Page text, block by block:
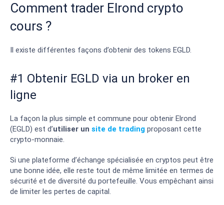
Comment trader Elrond crypto
cours ?
Il existe différentes façons d’obtenir des tokens EGLD.
#1 Obtenir EGLD via un broker en
ligne
La façon la plus simple et commune pour obtenir Elrond
(EGLD) est d’utiliser un site de trading proposant cette
crypto-monnaie.
Si une plateforme d’échange spécialisée en cryptos peut être
une bonne idée, elle reste tout de même limitée en termes de
sécurité et de diversité du portefeuille. Vous empêchant ainsi
de limiter les pertes de capital.